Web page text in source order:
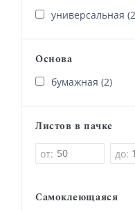
Основа
бумажная (2)
Листов в пачке
от: до:
Самоклеющаяся